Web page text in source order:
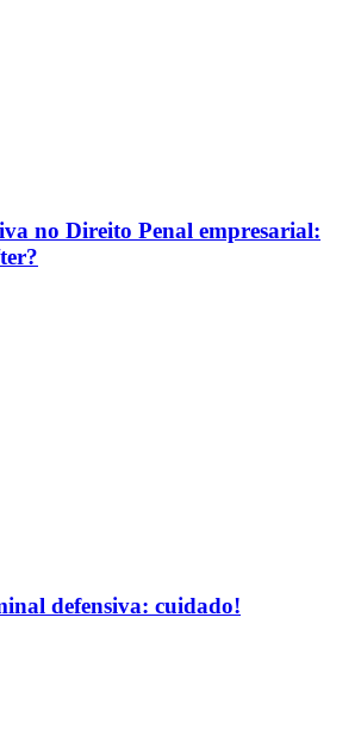
no Direito Penal empresarial:
defensiva: cuidado!